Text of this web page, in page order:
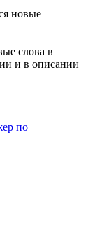
новые
слова в
и в описании
по